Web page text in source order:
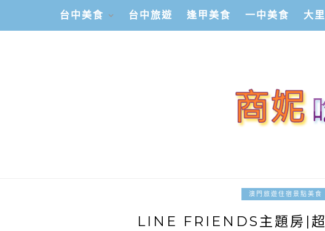
台中美食 台中旅遊 逢甲美食 一中美食 大
澳門旅遊住宿景點美食
LINE FRIENDS主題房|超